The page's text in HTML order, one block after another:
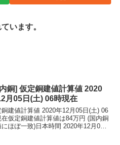
います。
銅] 仮定銅建値計算値 2020
月05日(土) 06時現在
銅建値計算値 2020年12月05日(土) 06
在仮定銅建値計算値は84万円 (国内銅
にほぼ一致)日本時間 2020年12月05